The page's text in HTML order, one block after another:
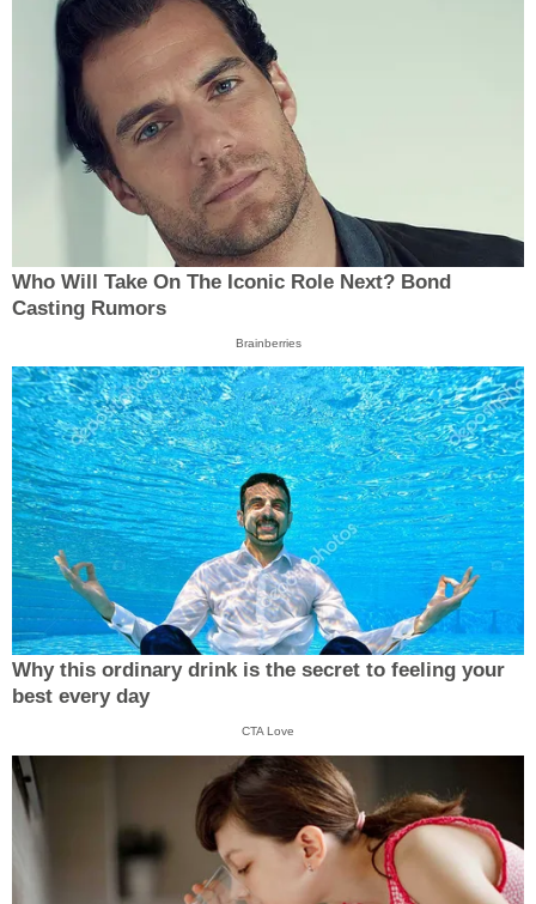
Who Will Take On The Iconic Role Next? Bond
Casting Rumors
Brainberries
Why this ordinary drink is the secret to feeling your
best every day
CTA Love